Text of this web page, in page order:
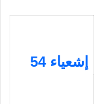
إشعياء 54